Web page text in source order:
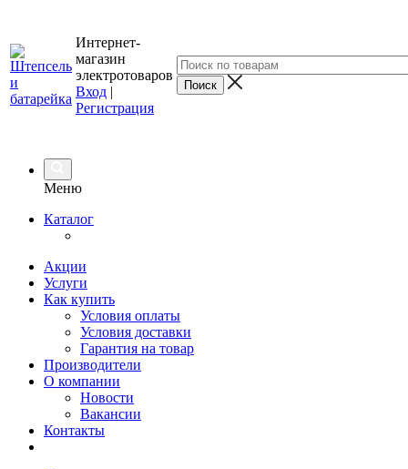
Интернет-
магазин
электротоваров
Вход |
Регистрация
Меню
Каталог
Акции
Услуги
Как купить
Условия оплаты
Условия доставки
Гарантия на товар
Производители
О компании
Новости
Вакансии
Контакты